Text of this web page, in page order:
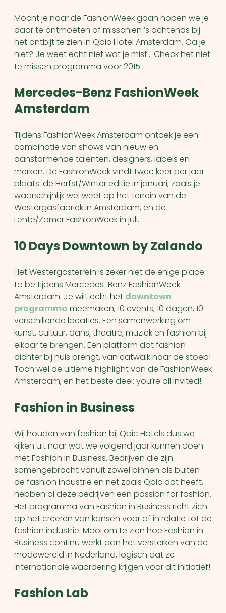
Mocht je naar de FashionWeek gaan hopen we je
daar te ontmoeten of misschien ’s ochtends bij
het ontbijt te zien in Qbic Hotel Amsterdam. Ga je
niet? Je weet echt niet wat je mist… Check het niet
te missen programma voor 2015:
Mercedes-Benz FashionWeek
Amsterdam
Tijdens FashionWeek Amsterdam ontdek je een
combinatie van shows van nieuw en
aanstormende talenten, designers, labels en
merken. De FashionWeek vindt twee keer per jaar
plaats: de Herfst/Winter editie in januari, zoals je
waarschijnlijk wel weet op het terrein van de
Westergasfabriek in Amsterdam, en de
Lente/Zomer FashionWeek in juli.
10 Days Downtown by Zalando
Het Westergasterrein is zeker niet de enige place
to be tijdens Mercedes-Benz FashionWeek
Amsterdam. Je wilt echt het downtown
programma meemaken, 10 events, 10 dagen, 10
verschillende locaties. Een samenwerking om
kunst, cultuur, dans, theatre, muziek en fashion bij
elkaar te brengen. Een platform dat fashion
dichter bij huis brengt, van catwalk naar de stoep!
Toch wel de ultieme highlight van de FashionWeek
Amsterdam, en het beste deel: you’re all invited!
Fashion in Business
Wij houden van fashion bij Qbic Hotels dus we
kijken uit naar wat we volgend jaar kunnen doen
met Fashion in Business. Bedrijven die zijn
samengebracht vanuit zowel binnen als buiten
de fashion industrie en net zoals Qbic dat heeft,
hebben al deze bedrijven een passion for fashion.
Het programma van Fashion in Business richt zich
op het creëren van kansen voor of in relatie tot de
fashion industrie. Mooi om te zien hoe Fashion in
Business continu werkt aan het versterken van de
modewereld in Nederland, logisch dat ze
internationale waardering krijgen voor dit initiatief!
Fashion Lab